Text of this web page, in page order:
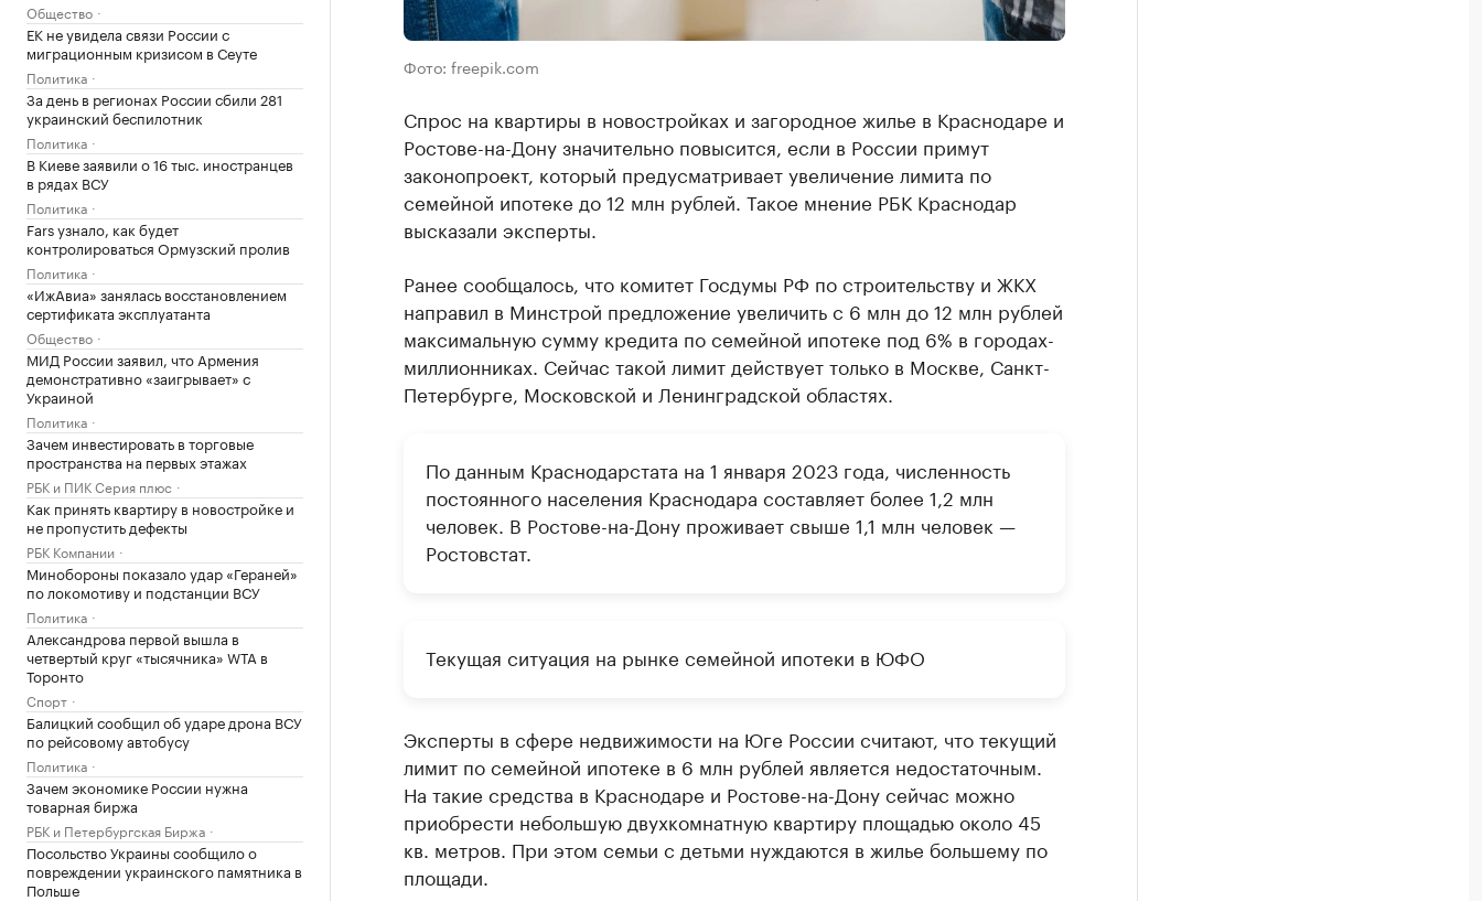
Общество
ЕК не увидела связи России с
миграционным кризисом в Сеуте
Политика
За день в регионах России сбили 281
украинский беспилотник
Политика
В Киеве заявили о 16 тыс. иностранцев
в рядах ВСУ
Политика
Fars узнало, как будет
контролироваться Ормузский пролив
Политика
«ИжАвиа» занялась восстановлением
сертификата эксплуатанта
Общество
МИД России заявил, что Армения
демонстративно «заигрывает» с
Украиной
Политика
Зачем инвестировать в торговые
пространства на первых этажах
РБК и ПИК Серия плюс
Как принять квартиру в новостройке и
не пропустить дефекты
РБК Компании
Минобороны показало удар «Гераней»
по локомотиву и подстанции ВСУ
Политика
Александрова первой вышла в
четвертый круг «тысячника» WTA в
Торонто
Спорт
Балицкий сообщил об ударе дрона ВСУ
по рейсовому автобусу
Политика
Зачем экономике России нужна
товарная биржа
РБК и Петербургская Биржа
Посольство Украины сообщило о
повреждении украинского памятника в
Польше
Фото: freepik.com
Спрос на квартиры в новостройках и загородное жилье в Краснодаре и
Ростове-на-Дону значительно повысится, если в России примут
законопроект, который предусматривает увеличение лимита по
семейной ипотеке до 12 млн рублей. Такое мнение РБК Краснодар
высказали эксперты.
Ранее сообщалось, что комитет Госдумы РФ по строительству и ЖКХ
направил в Минстрой предложение увеличить с 6 млн до 12 млн рублей
максимальную сумму кредита по семейной ипотеке под 6% в городах-
миллионниках. Сейчас такой лимит действует только в Москве, Санкт-
Петербурге, Московской и Ленинградской областях.
По данным Краснодарстата на 1 января 2023 года, численность
постоянного населения Краснодара составляет более 1,2 млн
человек. В Ростове-на-Дону проживает свыше 1,1 млн человек —
Ростовстат.
Текущая ситуация на рынке семейной ипотеки в ЮФО
Эксперты в сфере недвижимости на Юге России считают, что текущий
лимит по семейной ипотеке в 6 млн рублей является недостаточным.
На такие средства в Краснодаре и Ростове-на-Дону сейчас можно
приобрести небольшую двухкомнатную квартиру площадью около 45
кв. метров. При этом семьи с детьми нуждаются в жилье большему по
площади.